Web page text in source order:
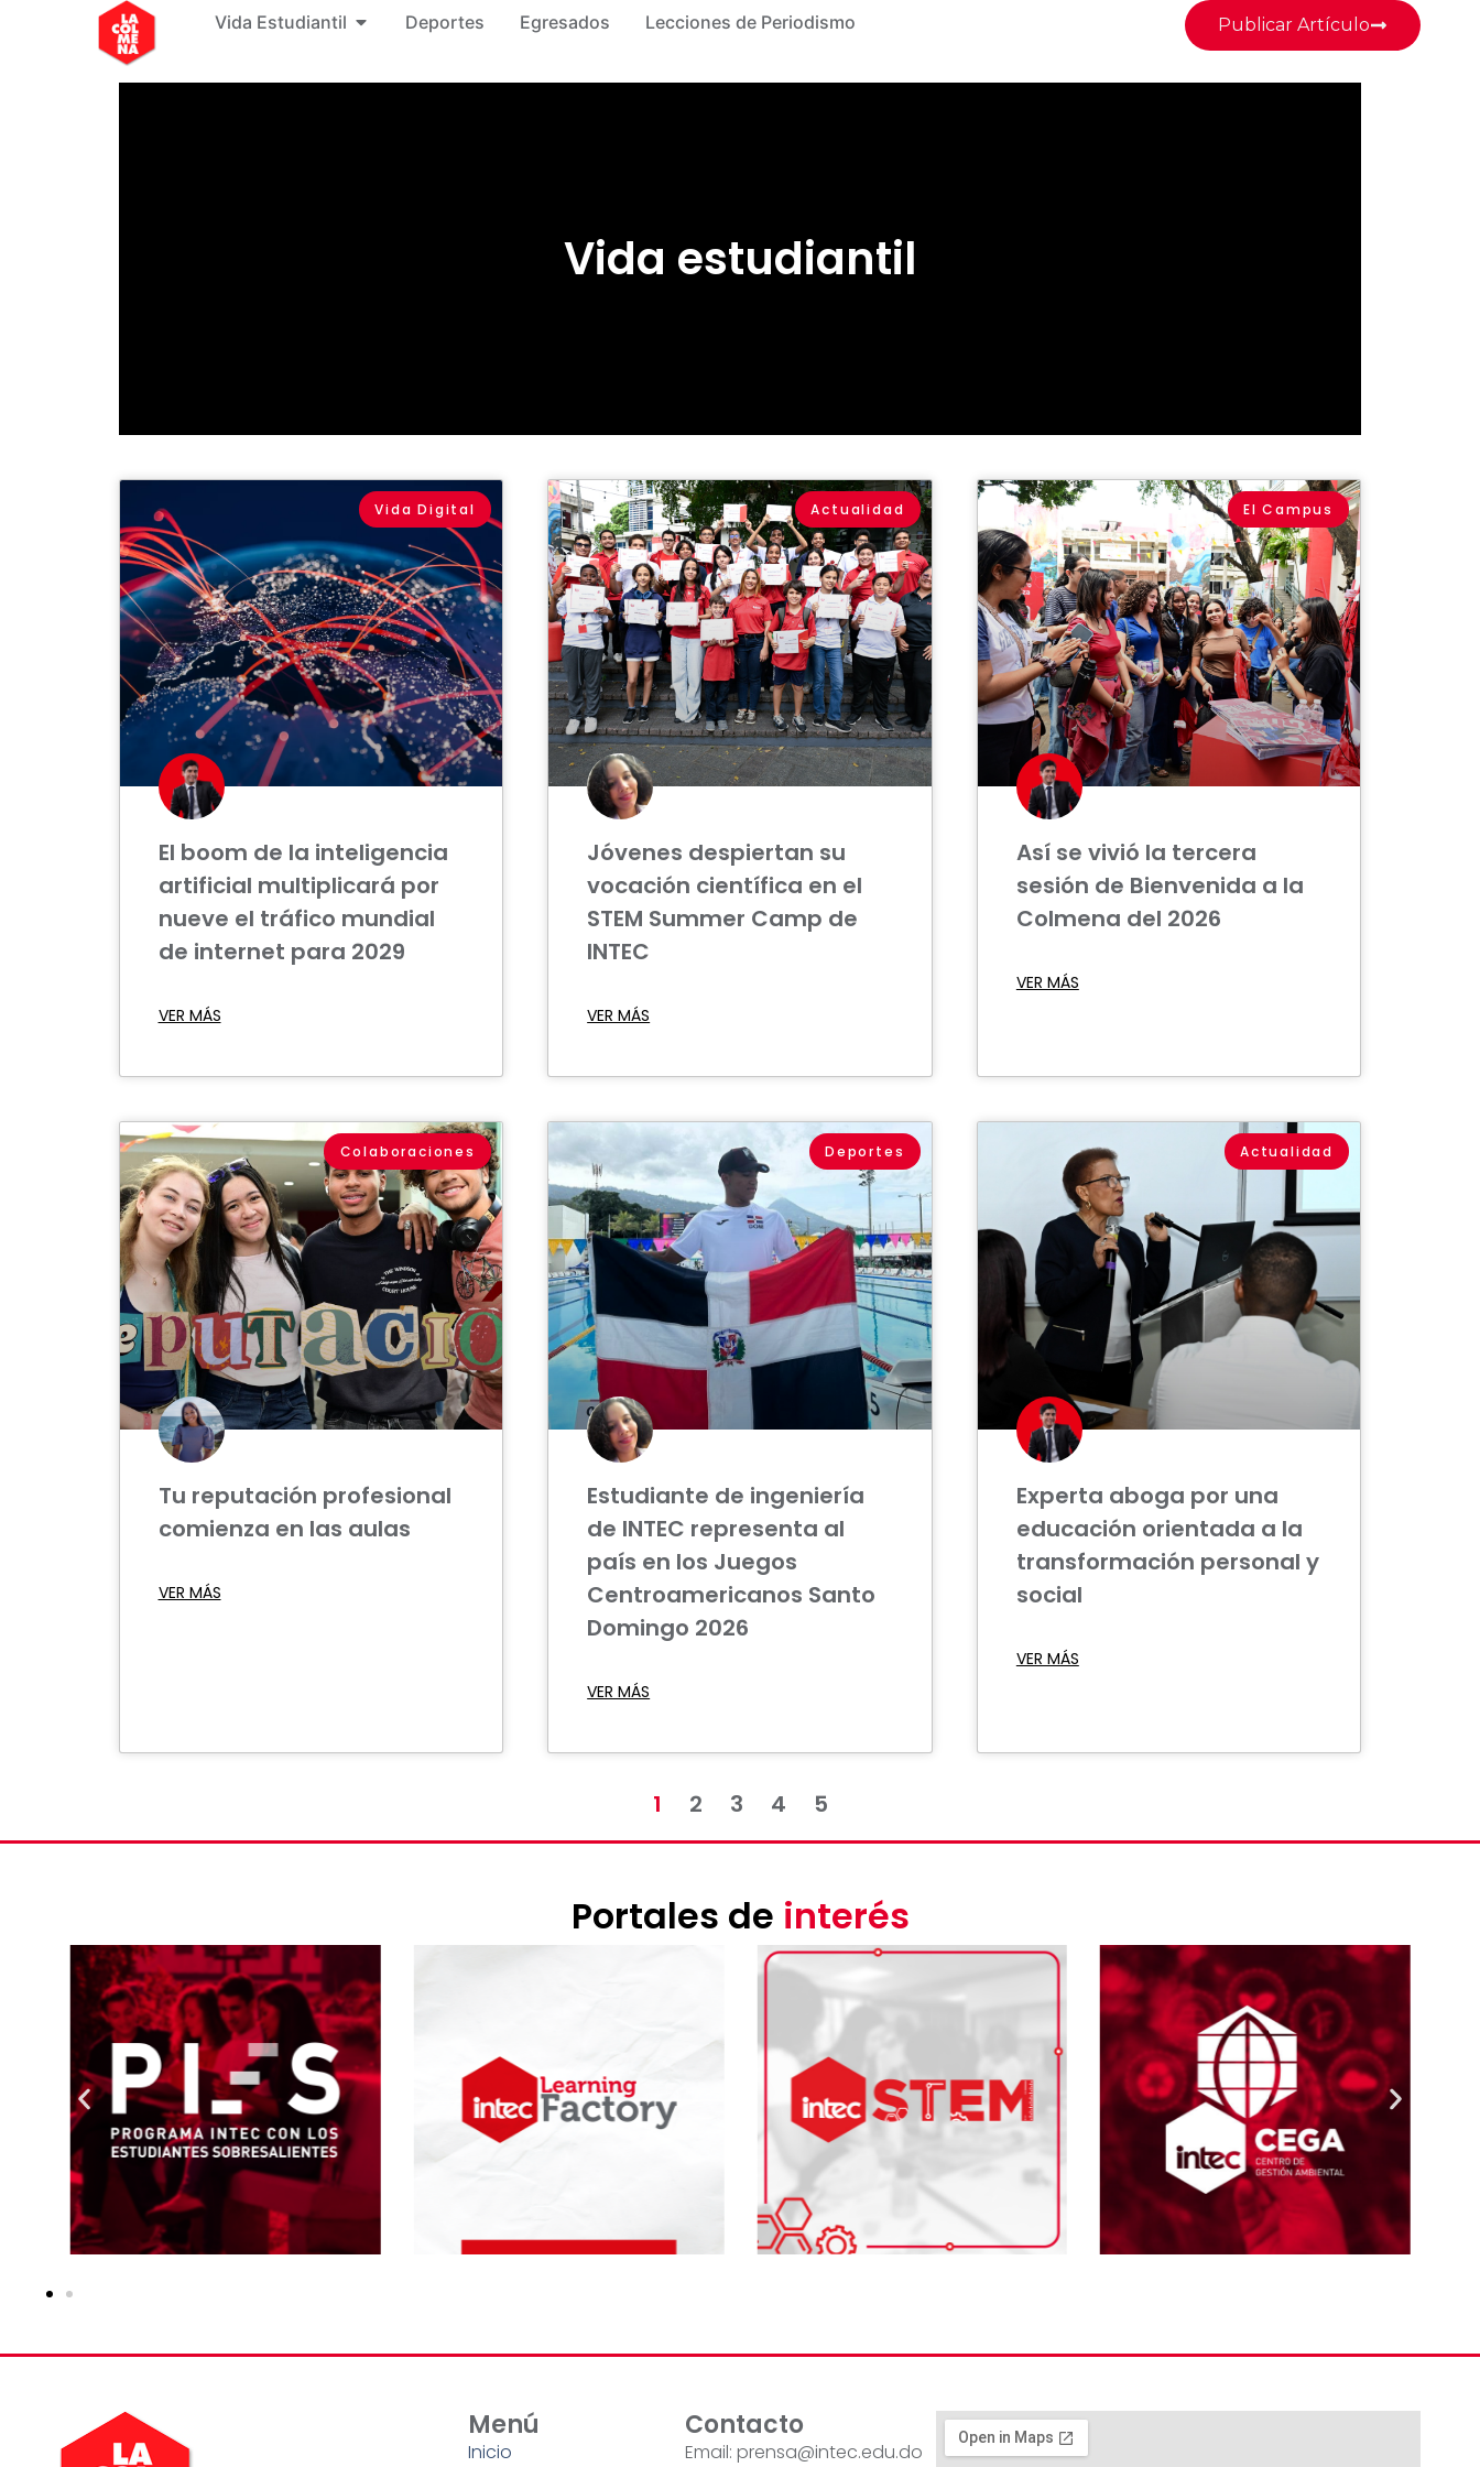
Vida Estudiantil Deportes Egresados Lecciones de Periodismo Publicar Artículo
Vida estudiantil
Vida Digital
El boom de la inteligencia
artificial multiplicará por
nueve el tráfico mundial
de internet para 2029
VER MÁS
Actualidad
Jóvenes despiertan su
vocación científica en el
STEM Summer Camp de
INTEC
VER MÁS
El Campus
Así se vivió la tercera
sesión de Bienvenida a la
Colmena del 2026
VER MÁS
Colaboraciones
Tu reputación profesional
comienza en las aulas
VER MÁS
Deportes
Estudiante de ingeniería
de INTEC representa al
país en los Juegos
Centroamericanos Santo
Domingo 2026
VER MÁS
Actualidad
Experta aboga por una
educación orientada a la
transformación personal y
social
VER MÁS
1 2 3 4 5
Portales de interés
Menú
Inicio
Contacto
Email: prensa@intec.edu.do